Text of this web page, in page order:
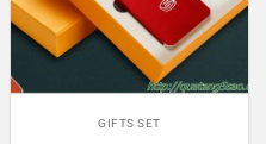
GIFTS SET